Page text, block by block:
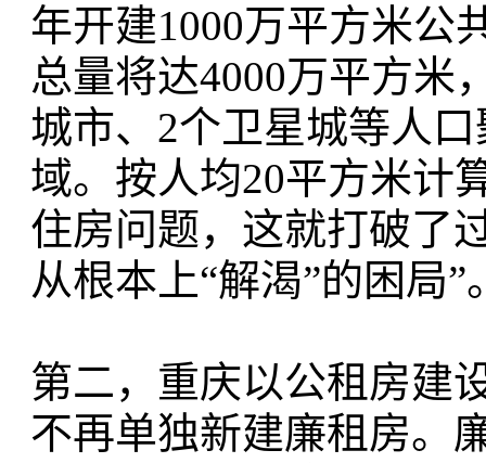
年开建1000万平方米公
总量将达4000万平方米
城市、2个卫星城等人
域。按人均20平方米计
住房问题，这就打破了
从根本上“解渴”的困局”
第二，重庆以公租房建
不再单独新建廉租房。